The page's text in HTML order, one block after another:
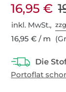
16,95 €
inkl. MwSt.,
16,95 € / m